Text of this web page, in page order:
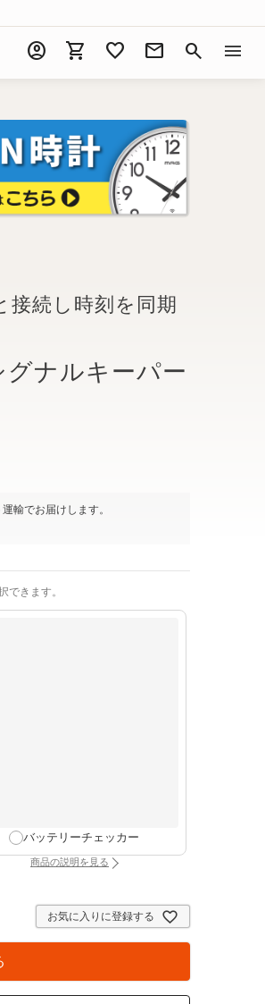
account_circle shopping_cart favorite mail search menu
接続し時刻を同期
ナルキーパー
運輸でお届けします。
できます。
開きます）
バッテリーチェッカー
商品の説明を見る：バッテリーチェッカー（別タブで開きま
お気に入りに登録する